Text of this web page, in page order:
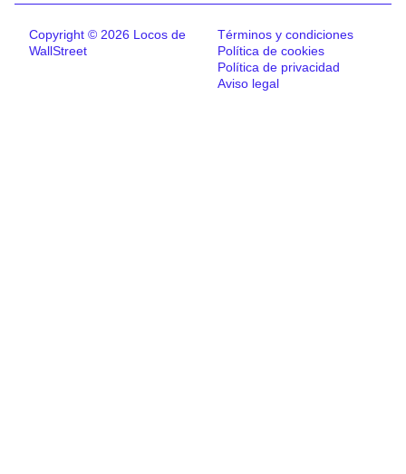
Copyright © 2026 Locos de
WallStreet
Términos y condiciones
Política de cookies
Política de privacidad
Aviso legal